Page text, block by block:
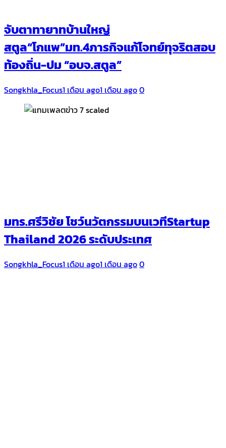
จับตาทายาทบ้านใหญ่
สตูล“โกแพ”มท.4ภารกิจแก้โจทย์ทุจริตสอบ
ท้องถิ่น-ปม “อบจ.สตูล”
Songkhla_Focus1 เดือน ago1 เดือน ago0
มทร.ศรีวิชัย โชว์นวัตกรรมบนเวทีStartup
Thailand 2026 ระดับประเทศ
Songkhla_Focus1 เดือน ago1 เดือน ago0